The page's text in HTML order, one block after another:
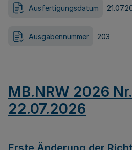
Ausfertigungsdatum
Ausgabennummer 203
MB.NRW 2026
22.07.2026